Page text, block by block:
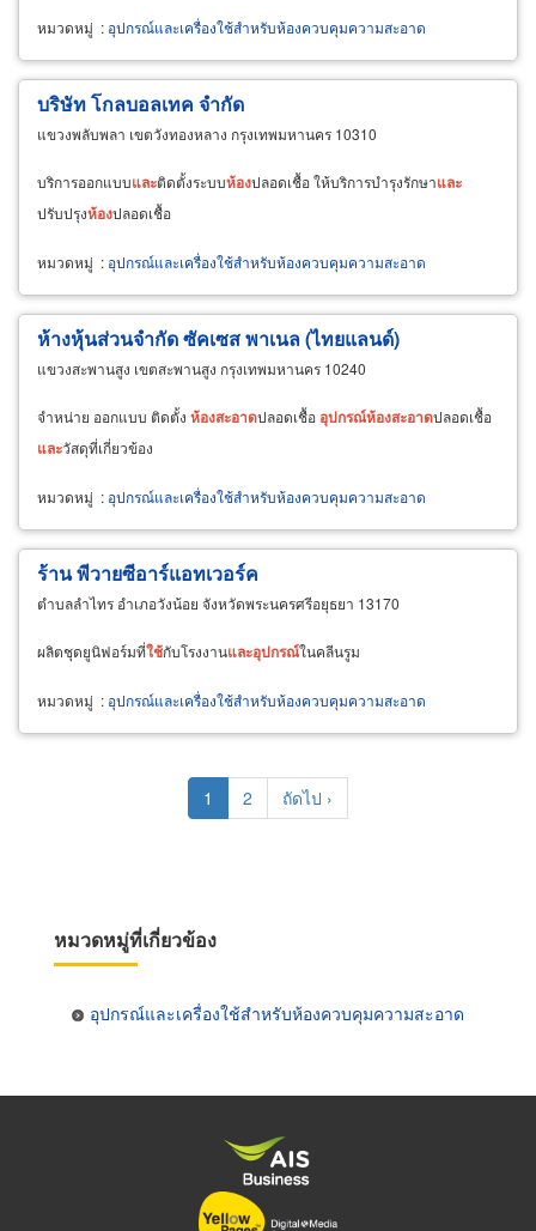
หมวดหมู่ : อุปกรณ์และเครื่องใช้สำหรับห้องควบคุมความสะอาด
บริษัท โกลบอลเทค จำกัด
แขวงพลับพลา เขตวังทองหลาง กรุงเทพมหานคร 10310
บริการออกแบบและติดตั้งระบบห้องปลอดเชื้อ ให้บริการบำรุงรักษาและ
ปรับปรุงห้องปลอดเชื้อ
หมวดหมู่ : อุปกรณ์และเครื่องใช้สำหรับห้องควบคุมความสะอาด
ห้างหุ้นส่วนจำกัด ซัคเซส พาเนล (ไทยแลนด์)
แขวงสะพานสูง เขตสะพานสูง กรุงเทพมหานคร 10240
จำหน่าย ออกแบบ ติดตั้ง ห้องสะอาดปลอดเชื้อ อุปกรณ์ห้องสะอาดปลอดเชื้อ
และวัสดุที่เกี่ยวข้อง
หมวดหมู่ : อุปกรณ์และเครื่องใช้สำหรับห้องควบคุมความสะอาด
ร้าน พีวายซีอาร์แอทเวอร์ค
ตำบลลำไทร อำเภอวังน้อย จังหวัดพระนครศรีอยุธยา 13170
ผลิตชุดยูนิฟอร์มที่ใช้กับโรงงานและอุปกรณ์ในคลีนรูม
หมวดหมู่ : อุปกรณ์และเครื่องใช้สำหรับห้องควบคุมความสะอาด
Current
page
1 Page
2
Next
page
ถัดไป ›
หมวดหมู่ที่เกี่ยวข้อง
อุปกรณ์และเครื่องใช้สำหรับห้องควบคุมความสะอาด